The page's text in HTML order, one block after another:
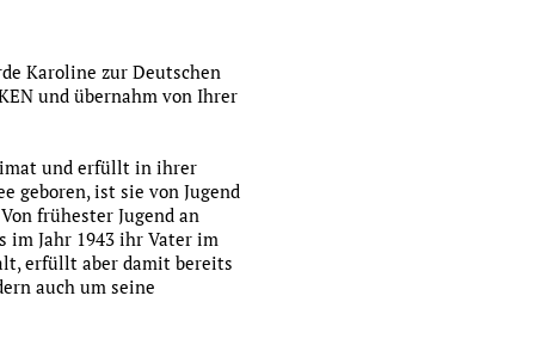
Karoline zur Deutschen
und übernahm von Ihrer
und erfüllt in ihrer
geboren, ist sie von Jugend
frühester Jugend an
Jahr 1943 ihr Vater im
erfüllt aber damit bereits
auch um seine